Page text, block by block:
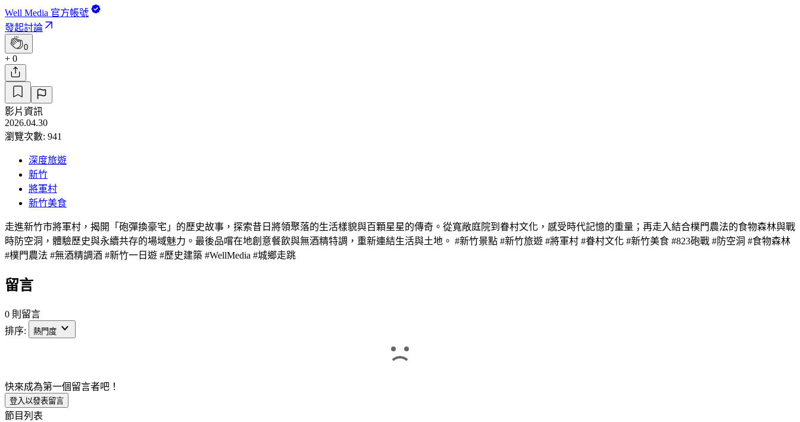
Well Media 官方帳號
發起討論
0
+ 0
影片資訊
2026.04.30
瀏覽次數: 941
深度旅遊
新竹
將軍村
新竹美食
走進新竹市將軍村，揭開「砲彈換豪宅」的歷史故事，探索昔日將領聚落的生活樣貌與百顆星星的傳奇。從寬敞庭院到眷村文化，感受時代記憶的重量；再走入結合樸門農法的食物森林與戰
時防空洞，體驗歷史與永續共存的場域魅力。最後品嚐在地創意餐飲與無酒精特調，重新連結生活與土地。 #新竹景點 #新竹旅遊 #將軍村 #眷村文化 #新竹美食 #823砲戰 #防空洞 #食物森林
#樸門農法 #無酒精調酒 #新竹一日遊 #歷史建築 #WellMedia #城鄉走跳
留言
0 則留言
排序:
熱門度
快來成為第一個留言者吧！
登入以發表留言
節目列表